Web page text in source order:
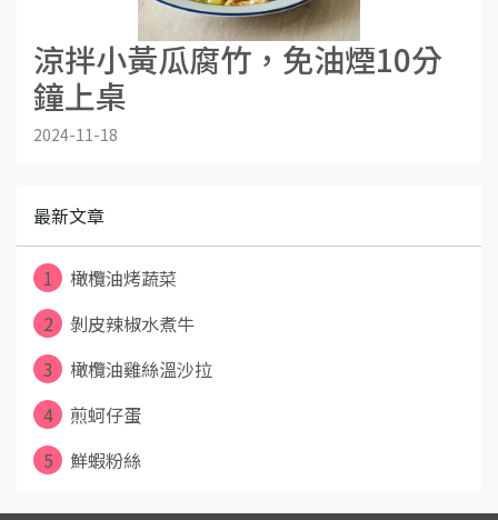
涼拌小黃瓜腐竹，免油煙10分
鐘上桌
2024-11-18
最新文章
1
橄欖油烤蔬菜
2
剝皮辣椒水煮牛
3
橄欖油雞絲溫沙拉
4
煎蚵仔蛋
5
鮮蝦粉絲